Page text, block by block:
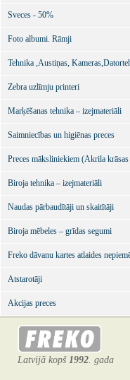
Sveces - 50%
Foto albumi. Rāmji
Tehnika ,Austiņas,
Zebra uzlīmju printeri
Marķēšanas tehnika – izejmateriāli
Saimniecības un higiēnas preces
Preces māksliniekiem (Akrila
Biroja tehnika – izejmateriāli
Naudas pārbaudītāji un skaitītāji
Biroja mēbeles – grīdas segumi
Freko dāvanu kartes atlaides
Atstarotāji
Akcijas preces
Latvijā kopš 1992. gada